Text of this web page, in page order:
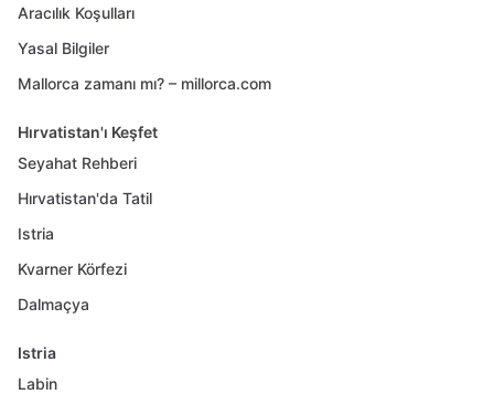
Aracılık Koşulları
Yasal Bilgiler
Mallorca zamanı mı? – millorca.com
Hırvatistan'ı Keşfet
Seyahat Rehberi
Hırvatistan'da Tatil
Istria
Kvarner Körfezi
Dalmaçya
Istria
Labin